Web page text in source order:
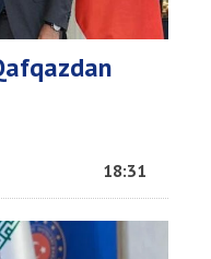
18:31